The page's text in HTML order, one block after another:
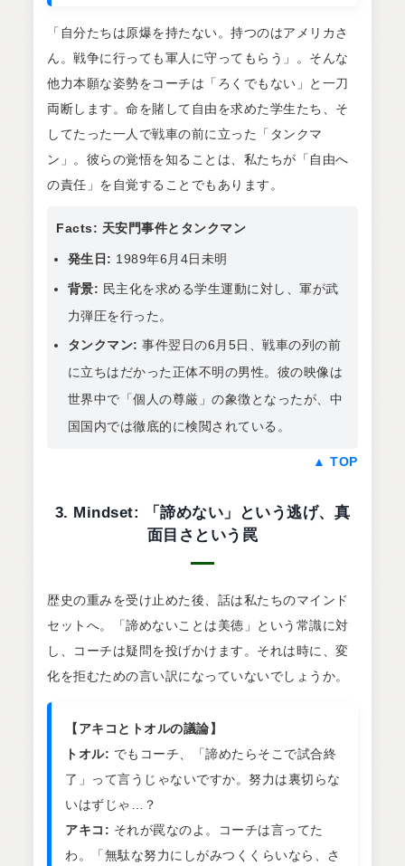
「自分たちは原爆を持たない。持つのはアメリカさ
ん。戦争に行っても軍人に守ってもらう」。そんな
他力本願な姿勢をコーチは「ろくでもない」と一刀
両断します。命を賭して自由を求めた学生たち、そ
してたった一人で戦車の前に立った「タンクマ
ン」。彼らの覚悟を知ることは、私たちが「自由へ
の責任」を自覚することでもあります。
Facts: 天安門事件とタンクマン
発生日: 1989年6月4日未明
背景: 民主化を求める学生運動に対し、軍が武
力弾圧を行った。
タンクマン: 事件翌日の6月5日、戦車の列の前
に立ちはだかった正体不明の男性。彼の映像は
世界中で「個人の尊厳」の象徴となったが、中
国国内では徹底的に検閲されている。
▲ TOP
3. Mindset: 「諦めない」という逃げ、真
面目さという罠
歴史の重みを受け止めた後、話は私たちのマインド
セットへ。「諦めないことは美徳」という常識に対
し、コーチは疑問を投げかけます。それは時に、変
化を拒むための言い訳になっていないでしょうか。
【アキコとトオルの議論】
トオル: でもコーチ、「諦めたらそこで試合終
了」って言うじゃないですか。努力は裏切らな
いはずじゃ…？
アキコ: それが罠なのよ。コーチは言ってた
わ。「無駄な努力にしがみつくくらいなら、さ